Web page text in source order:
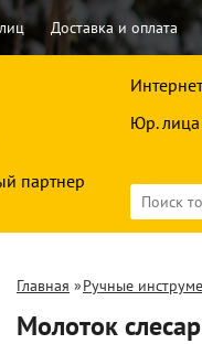
Доставка и оплата
партнер
Юр. лица
Главная »Ручные
Молоток